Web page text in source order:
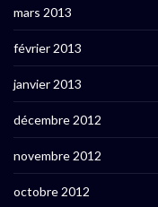
mars 2013
février 2013
janvier 2013
décembre 2012
novembre 2012
octobre 2012